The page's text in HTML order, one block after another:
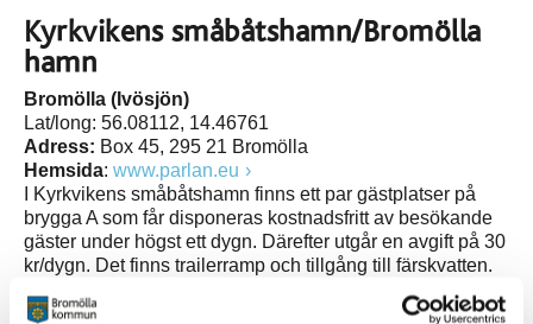
Kyrkvikens småbåtshamn/Bromölla
hamn
Bromölla (Ivösjön)
Lat/long: 56.08112, 14.46761
Adress: Box 45, 295 21 Bromölla
Hemsida: www.parlan.eu
I Kyrkvikens småbåtshamn finns ett par gästplatser på
brygga A som får disponeras kostnadsfritt av besökande
gäster under högst ett dygn. Därefter utgår en avgift på 30
kr/dygn. Det finns trailerramp och tillgång till färskvatten.
turistinformationen för information om tillträde.